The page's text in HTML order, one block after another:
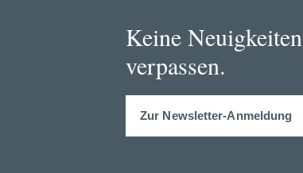
Keine Neuigkeiten
verpassen.
Zur Newsletter-Anmeldung